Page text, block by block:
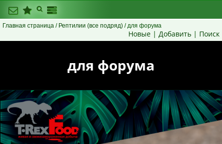
Главная страница / Рептилии (все подряд) / для форума
Новые | Добавить | Поиск
для форума